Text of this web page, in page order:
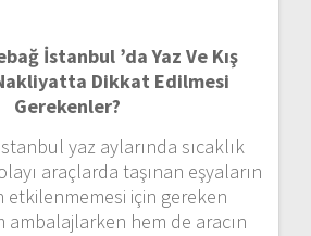
İstanbul ’da Yaz Ve Kış
Dikkat Edilmesi
Gerekenler?
yaz aylarında sıcaklık
araçlarda taşınan eşyaların
etkilenmemesi için gereken
ambalajlarken hem de aracın